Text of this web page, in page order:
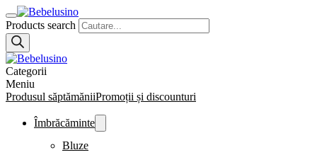
Products search
Categorii
Meniu
Produsul săptămăniiPromoții și discounturi
Îmbrăcăminte
Bluze